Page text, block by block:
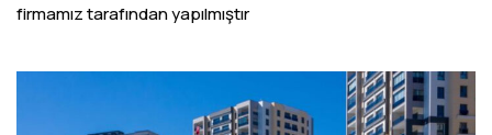
firmamız tarafından yapılmıştır